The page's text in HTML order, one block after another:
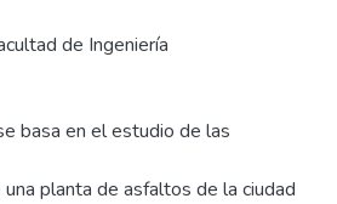
de Ingeniería
basa en el estudio de las
planta de asfaltos de la ciudad